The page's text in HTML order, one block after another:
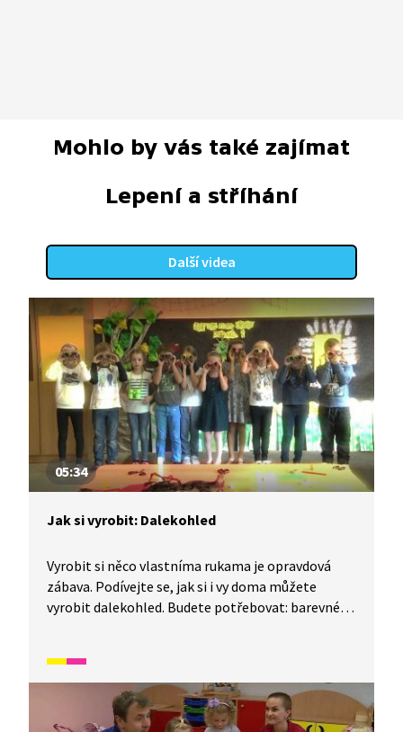
Mohlo by vás také zajímat
Lepení a stříhání
Další videa
05:34
Jak si vyrobit: Dalekohled
Vyrobit si něco vlastníma rukama je opravdová
zábava. Podívejte se, jak si i vy doma můžete
vyrobit dalekohled. Budete potřebovat: barevné
ozdobnou lepící pásku, tužku a stužku.